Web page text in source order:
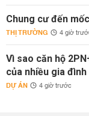
Chung cư đến
THỊ TRƯỜNG 4 giờ
Vì sao căn hộ
của nhiều gia
DỰ ÁN 4 giờ trước